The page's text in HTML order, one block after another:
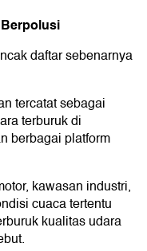
daftar sebenarnya
tercatat sebagai
terburuk di
berbagai platform
kawasan industri,
cuaca tertentu
kualitas udara